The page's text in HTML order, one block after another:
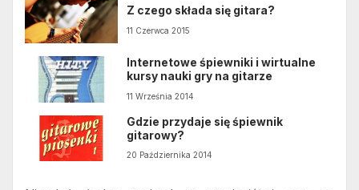
Z czego składa się gitara?
11 Czerwca 2015
Internetowe śpiewniki i wirtualne
kursy nauki gry na gitarze
11 Września 2014
Gdzie przydaje się śpiewnik
gitarowy?
20 Października 2014